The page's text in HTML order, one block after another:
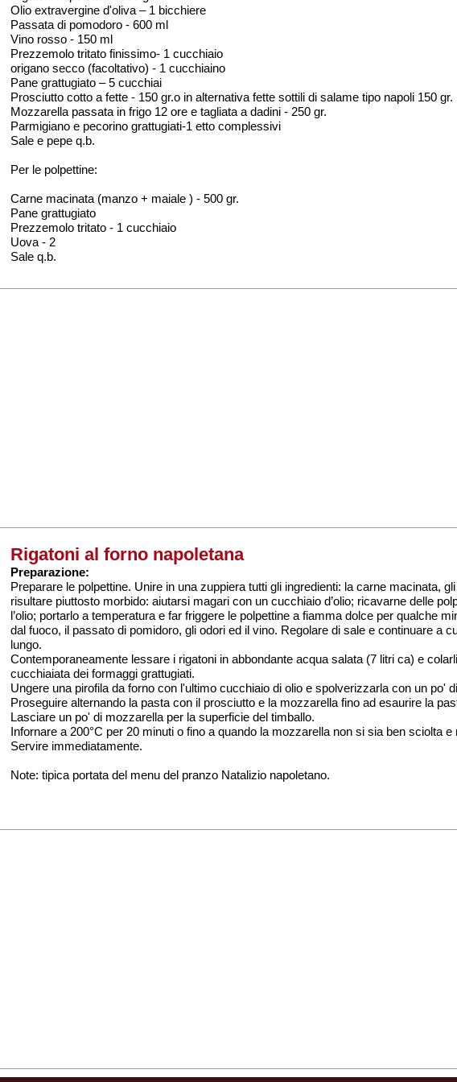
Olio extravergine d'oliva – 1 bicchiere
Passata di pomodoro - 600 ml
Vino rosso - 150 ml
Prezzemolo tritato finissimo- 1 cucchiaio
origano secco (facoltativo) - 1 cucchiaino
Pane grattugiato – 5 cucchiai
Prosciutto cotto a fette - 150 gr.o in alternativa fette sottili di salame tipo napoli 150 gr.
Mozzarella passata in frigo 12 ore e tagliata a dadini - 250 gr.
Parmigiano e pecorino grattugiati-1 etto complessivi
Sale e pepe q.b.
Per le polpettine:
Carne macinata (manzo + maiale ) - 500 gr.
Pane grattugiato
Prezzemolo tritato - 1 cucchiaio
Uova - 2
Sale q.b.
Rigatoni al forno napoletana
Preparazione:
Preparare le polpettine. Unire in una zuppiera tutti gli ingredienti: la carne macinata,
risultare piuttosto morbido: aiutarsi magari con un cucchiaio d’olio; ricavarne delle
l’olio; portarlo a temperatura e far friggere le polpettine a fiamma dolce per qualche
dal fuoco, il passato di pomidoro, gli odori ed il vino. Regolare di sale e continuare
lungo.
Contemporaneamente lessare i rigatoni in abbondante acqua salata (7 litri ca) e
cucchiaiata dei formaggi grattugiati.
Ungere una pirofila da forno con l'ultimo cucchiaio di olio e spolverizzarla con un
Proseguire alternando la pasta con il prosciutto e la mozzarella fino ad esaurire la
Lasciare un po' di mozzarella per la superficie del timballo.
Infornare a 200°C per 20 minuti o fino a quando la mozzarella non si sia ben sciolta
Servire immediatamente.
Note: tipica portata del menu del pranzo Natalizio napoletano.